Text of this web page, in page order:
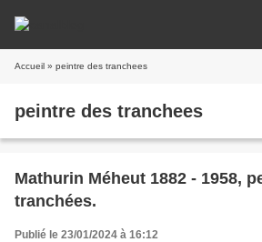
Accueil » peintre des tranchees
peintre des tranchees
Mathurin Méheut 1882 - 1958,
tranchées.
Publié le 23/01/2024 à 16:12